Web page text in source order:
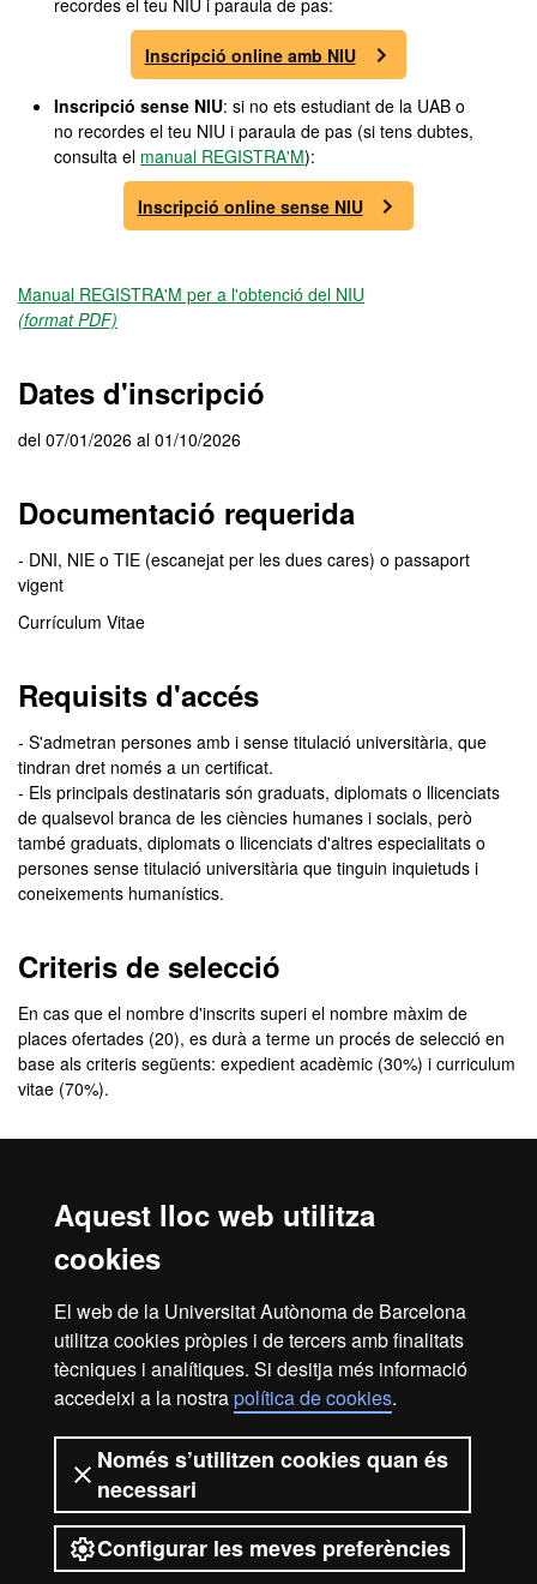
Aquest lloc web utilitza
cookies
El web de la Universitat Autònoma de Barcelona
utilitza cookies pròpies i de tercers amb finalitats
tècniques i analítiques. Si desitja més informació
accedeixi a la nostrapolítica de cookies.
Només s’utilitzen cookies quan és
necessari
Configurar les meves preferències
recordes el teu NIU i paraula de pas:
Inscripció online amb NIU
Inscripció sense NIU: si no ets estudiant de la UAB o
no recordes el teu NIU i paraula de pas (si tens dubtes,
consulta el manual REGISTRA'M):
Inscripció online sense NIU
Manual REGISTRA'M per a l'obtenció del NIU
(format PDF)
Dates d'inscripció
del 07/01/2026 al 01/10/2026
Documentació requerida
- DNI, NIE o TIE (escanejat per les dues cares) o passaport
vigent
Currículum Vitae
Requisits d'accés
- S'admetran persones amb i sense titulació universitària, que
tindran dret només a un certificat.
- Els principals destinataris són graduats, diplomats o llicenciats
de qualsevol branca de les ciències humanes i socials, però
també graduats, diplomats o llicenciats d'altres especialitats o
persones sense titulació universitària que tinguin inquietuds i
coneixements humanístics.
Criteris de selecció
En cas que el nombre d'inscrits superi el nombre màxim de
places ofertades (20), es durà a terme un procés de selecció en
base als criteris següents: expedient acadèmic (30%) i curriculum
vitae (70%).
resultat de l’admissió el rebràs, de manera personalitzada, a
l'adreça de correu electrònic que indiquis quan facis la inscripció.
En aquest correu se t’indicarà com has de procedir per
Revisa lasafata de correu brossadel teu correu electrònic. De
vegades, els missatges poden entrar com a correu brossa.
Inici Avís legal
Protecció de dades
Sobre el web
2026 Universitat Autònoma de